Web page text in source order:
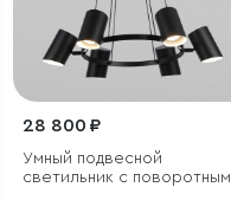
28 800 ₽
Умный подвесной
светильник с поворотным